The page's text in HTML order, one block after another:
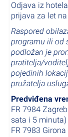
Odjava iz
prijava za let
Raspored
programu ili od
podložan je
pratitelja/
pojedinih
pružatelja
Predviđena
FR 7984
sata i 5 minuta)
FR 7983